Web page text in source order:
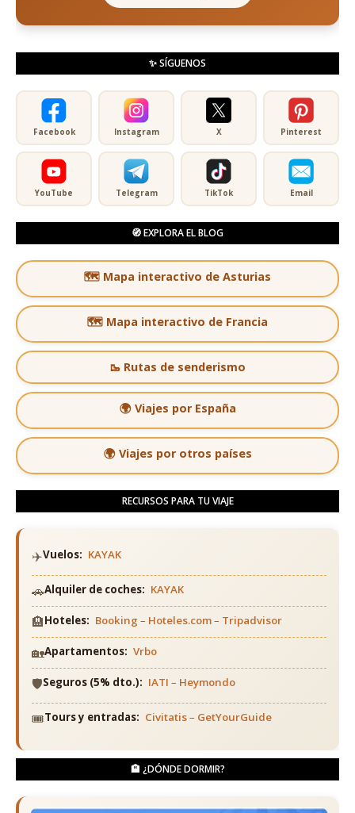
✨ SÍGUENOS
Facebook Instagram X Pinterest
YouTube Telegram TikTok Email
🧭 EXPLORA EL BLOG
🗺️ Mapa interactivo de Asturias
🗺️ Mapa interactivo de Francia
🥾 Rutas de senderismo
🌍 Viajes por España
🌍 Viajes por otros países
RECURSOS PARA TU VIAJE
✈️Vuelos: KAYAK
🚗Alquiler de coches: KAYAK
🏨Hoteles: Booking – Hoteles.com– Tripadvisor
🏡Apartamentos: Vrbo
🛡️Seguros (5% dto.): IATI – Heymondo
🎟️Tours y entradas: Civitatis– GetYourGuide
🏨 ¿DÓNDE DORMIR?